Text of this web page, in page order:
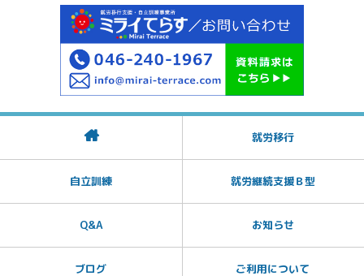
就労移行
自立訓練 就労継続支援Ｂ型
Q&A お知らせ
ブログ ご利用について